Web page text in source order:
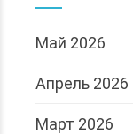
Май 2026
Апрель 2026
Март 2026